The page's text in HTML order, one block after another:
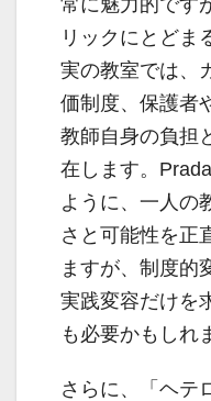
常に魅力的です
リックにとどま
実の教室では、
価制度、保護者
教師自身の負担
在します。
ように、一人の
さと可能性を正
ますが、制度的
実践変容だけを
も必要かもしれ
さらに、「ヘテ